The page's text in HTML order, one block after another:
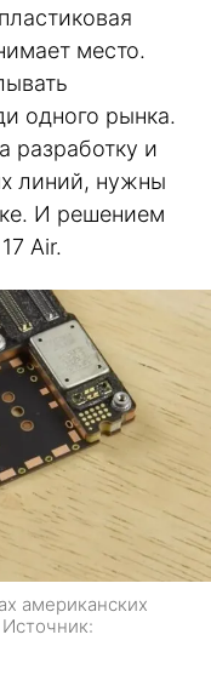
место.
одного рынка.
разработку и
линий, нужны
И решением
Air.
американских